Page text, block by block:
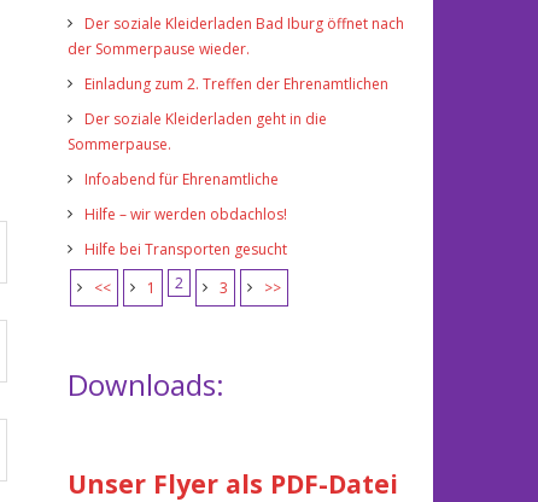
Der soziale Kleiderladen Bad Iburg öffnet nach
der Sommerpause wieder.
Einladung zum 2. Treffen der Ehrenamtlichen
Der soziale Kleiderladen geht in die
Sommerpause.
Infoabend für Ehrenamtliche
Hilfe – wir werden obdachlos!
Hilfe bei Transporten gesucht
<<
1 2 3 >>
Downloads:
Unser Flyer als PDF-Datei